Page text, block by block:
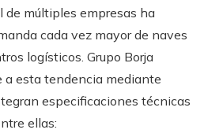
de múltiples empresas ha
cada vez mayor de naves
logísticos. Grupo Borja
a esta tendencia mediante
especificaciones técnicas
ellas: